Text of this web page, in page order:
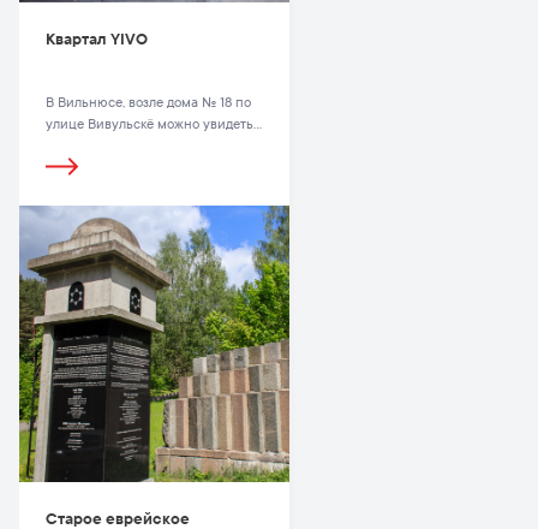
Квартал YIVO
В Вильнюсе, возле дома № 18 по
улице Вивульскё можно увидеть
научного института YIVO
Старое еврейское